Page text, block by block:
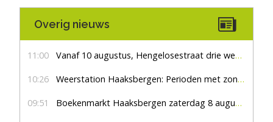
Overig nieuws
11:00 Vanaf 10 augustus, Hengelosestraat drie weken dicht voor doorgaand verkeer
10:26 Weerstation Haaksbergen: Perioden met zon en droog
09:51 Boekenmarkt Haaksbergen zaterdag 8 augustus, marktplein Haaksbergen